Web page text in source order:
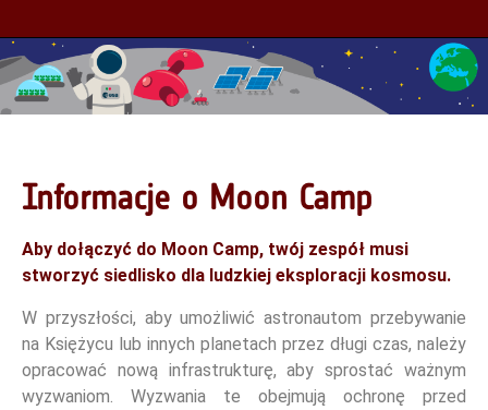
Informacje o Moon Camp
Aby dołączyć do Moon Camp, twój zespół musi
stworzyć siedlisko dla ludzkiej eksploracji kosmosu.
W przyszłości, aby umożliwić astronautom przebywanie
na Księżycu lub innych planetach przez długi czas, należy
opracować nową infrastrukturę, aby sprostać ważnym
wyzwaniom. Wyzwania te obejmują ochronę przed